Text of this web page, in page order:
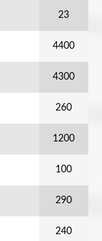
23
4400
4300
260
1200
100
290
240